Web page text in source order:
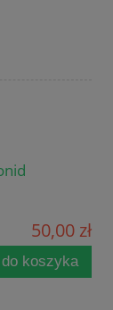
50,00 zł
do koszyka